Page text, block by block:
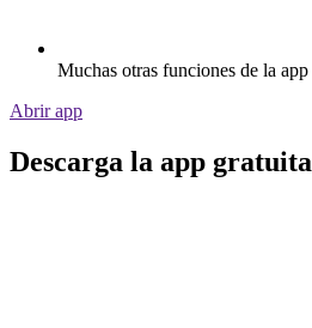
Muchas otras funciones de la app
Abrir app
Descarga la app